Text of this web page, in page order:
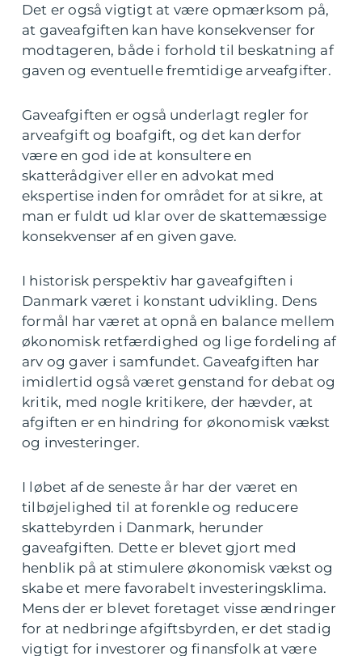
Det er også vigtigt at være opmærksom på,
at gaveafgiften kan have konsekvenser for
modtageren, både i forhold til beskatning af
gaven og eventuelle fremtidige arveafgifter.
Gaveafgiften er også underlagt regler for
arveafgift og boafgift, og det kan derfor
være en god ide at konsultere en
skatterådgiver eller en advokat med
ekspertise inden for området for at sikre, at
man er fuldt ud klar over de skattemæssige
konsekvenser af en given gave.
I historisk perspektiv har gaveafgiften i
Danmark været i konstant udvikling. Dens
formål har været at opnå en balance mellem
økonomisk retfærdighed og lige fordeling af
arv og gaver i samfundet. Gaveafgiften har
imidlertid også været genstand for debat og
kritik, med nogle kritikere, der hævder, at
afgiften er en hindring for økonomisk vækst
og investeringer.
I løbet af de seneste år har der været en
tilbøjelighed til at forenkle og reducere
skattebyrden i Danmark, herunder
gaveafgiften. Dette er blevet gjort med
henblik på at stimulere økonomisk vækst og
skabe et mere favorabelt investeringsklima.
Mens der er blevet foretaget visse ændringer
for at nedbringe afgiftsbyrden, er det stadig
vigtigt for investorer og finansfolk at være